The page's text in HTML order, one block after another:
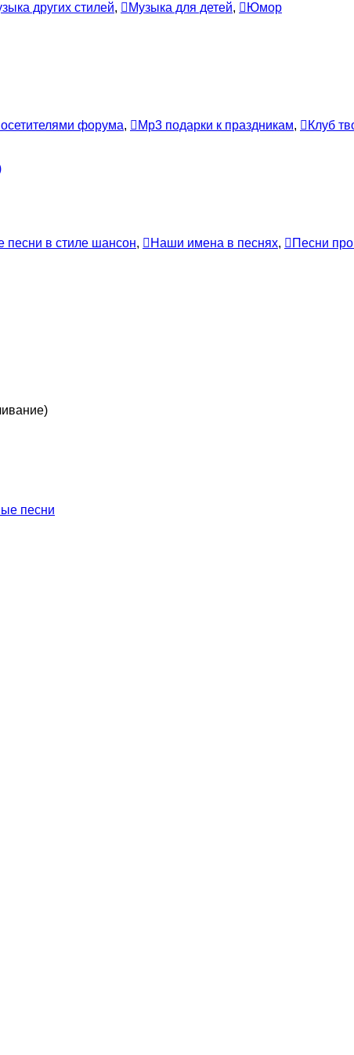
других стилей, Музыка для детей,
Юмор
форума, Mp3 подарки к праздникам,
Клуб
в стиле шансон, Наши имена в песнях, Песни
песни